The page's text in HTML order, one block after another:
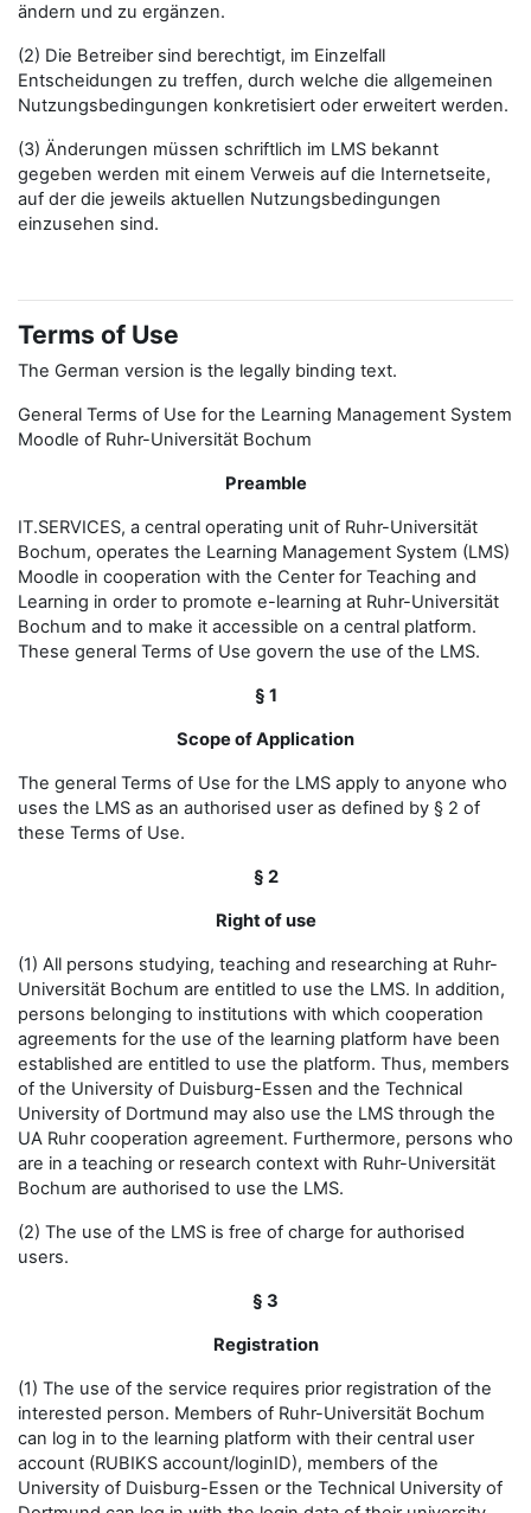
ändern und zu ergänzen.
(2) Die Betreiber sind berechtigt, im Einzelfall
Entscheidungen zu treffen, durch welche die allgemeinen
Nutzungsbedingungen konkretisiert oder erweitert werden.
(3) Änderungen müssen schriftlich im LMS bekannt
gegeben werden mit einem Verweis auf die Internetseite,
auf der die jeweils aktuellen Nutzungsbedingungen
einzusehen sind.
Terms of Use
The German version is the legally binding text.
General Terms of Use for the Learning Management System
Moodle of Ruhr-Universität Bochum
Preamble
IT.SERVICES, a central operating unit of Ruhr-Universität
Bochum, operates the Learning Management System (LMS)
Moodle in cooperation with the Center for Teaching and
Learning in order to promote e-learning at Ruhr-Universität
Bochum and to make it accessible on a central platform.
These general Terms of Use govern the use of the LMS.
§ 1
Scope of Application
The general Terms of Use for the LMS apply to anyone who
uses the LMS as an authorised user as defined by § 2 of
these Terms of Use.
§ 2
Right of use
(1) All persons studying, teaching and researching at Ruhr-
Universität Bochum are entitled to use the LMS. In addition,
persons belonging to institutions with which cooperation
agreements for the use of the learning platform have been
established are entitled to use the platform. Thus, members
of the University of Duisburg-Essen and the Technical
University of Dortmund may also use the LMS through the
UA Ruhr cooperation agreement. Furthermore, persons who
are in a teaching or research context with Ruhr-Universität
Bochum are authorised to use the LMS.
(2) The use of the LMS is free of charge for authorised
users.
§ 3
Registration
(1) The use of the service requires prior registration of the
interested person. Members of Ruhr-Universität Bochum
can log in to the learning platform with their central user
account (RUBIKS account/loginID), members of the
University of Duisburg-Essen or the Technical University of